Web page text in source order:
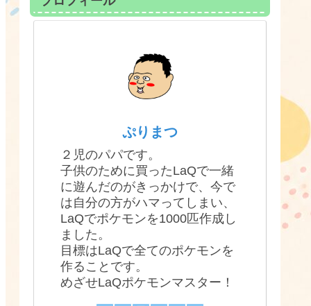
ぷりまつ
２児のパパです。
子供のために買ったLaQで一緒
に遊んだのがきっかけで、今で
は自分の方がハマってしまい、
LaQでポケモンを1000匹作成し
ました。
目標はLaQで全てのポケモンを
作ることです。
めざせLaQポケモンマスター！